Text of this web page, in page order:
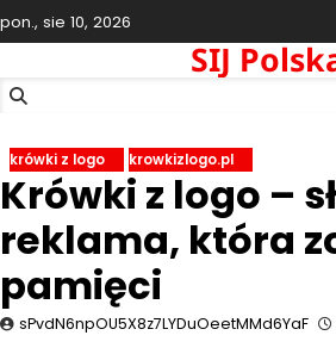
Skip
to
pon., sie 10, 2026
SIJ
krówki z logo krowkizlogo.pl
Krówki z logo –
reklama, która
pamięci
sPvdN6npOU5X8z7LYDuOeetMMd6YaF